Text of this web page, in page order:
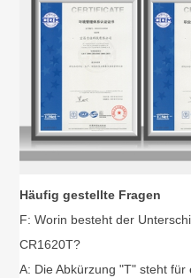
Häufig gestellte Fragen
F: Worin besteht der
CR1620T?
A: Die Abkürzung "T" steht für